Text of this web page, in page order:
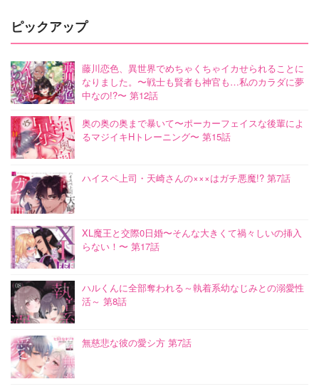
ピックアップ
藤川恋色、異世界でめちゃくちゃイカせられることに
なりました。〜戦士も賢者も神官も…私のカラダに夢
中なの!?〜 第12話
奥の奥の奥まで暴いて〜ポーカーフェイスな後輩によ
るマジイキHトレーニング〜 第15話
ハイスペ上司・天崎さんの×××はガチ悪魔!? 第7話
XL魔王と交際0日婚〜そんな大きくて禍々しいの挿入
らない！〜 第17話
ハルくんに全部奪われる～執着系幼なじみとの溺愛性
活～ 第8話
無慈悲な彼の愛シ方 第7話